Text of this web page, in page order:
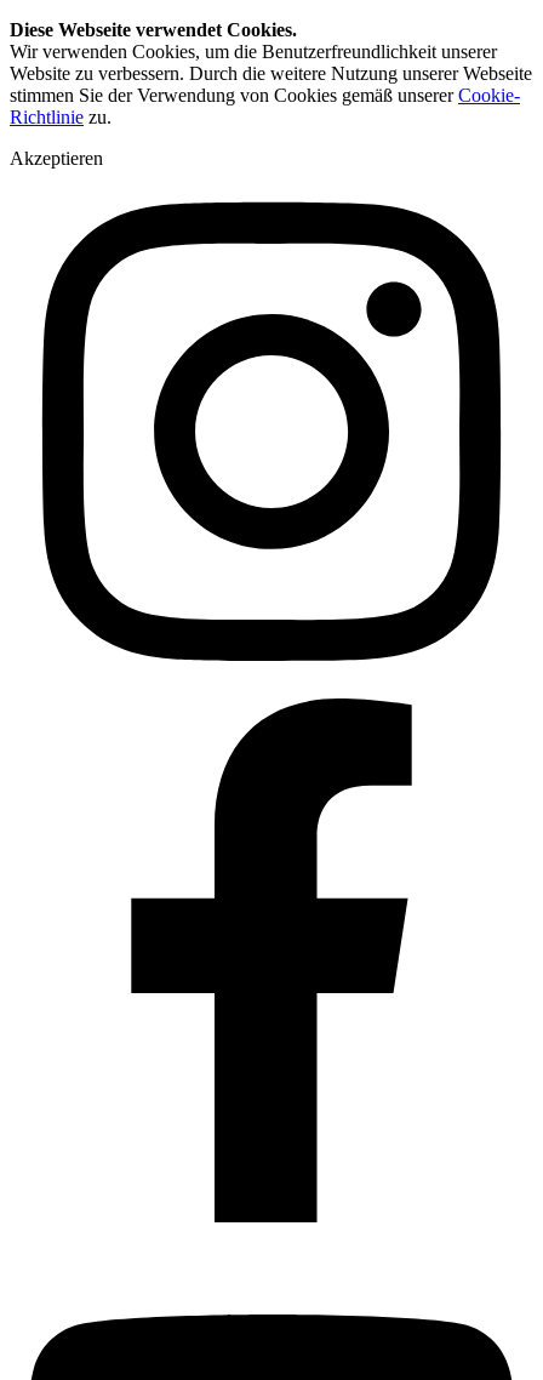
Diese Webseite verwendet Cookies.
Wir verwenden Cookies, um die Benutzerfreundlichkeit unserer
Website zu verbessern. Durch die weitere Nutzung unserer Webseite
stimmen Sie der Verwendung von Cookies gemäß unsererCookie-
Richtlinie zu.
Akzeptieren